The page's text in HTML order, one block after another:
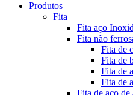
Produtos
Fita
Fita aço
Fita não
Fita de
Fita de
Fita de
Fita de
Fita de aço